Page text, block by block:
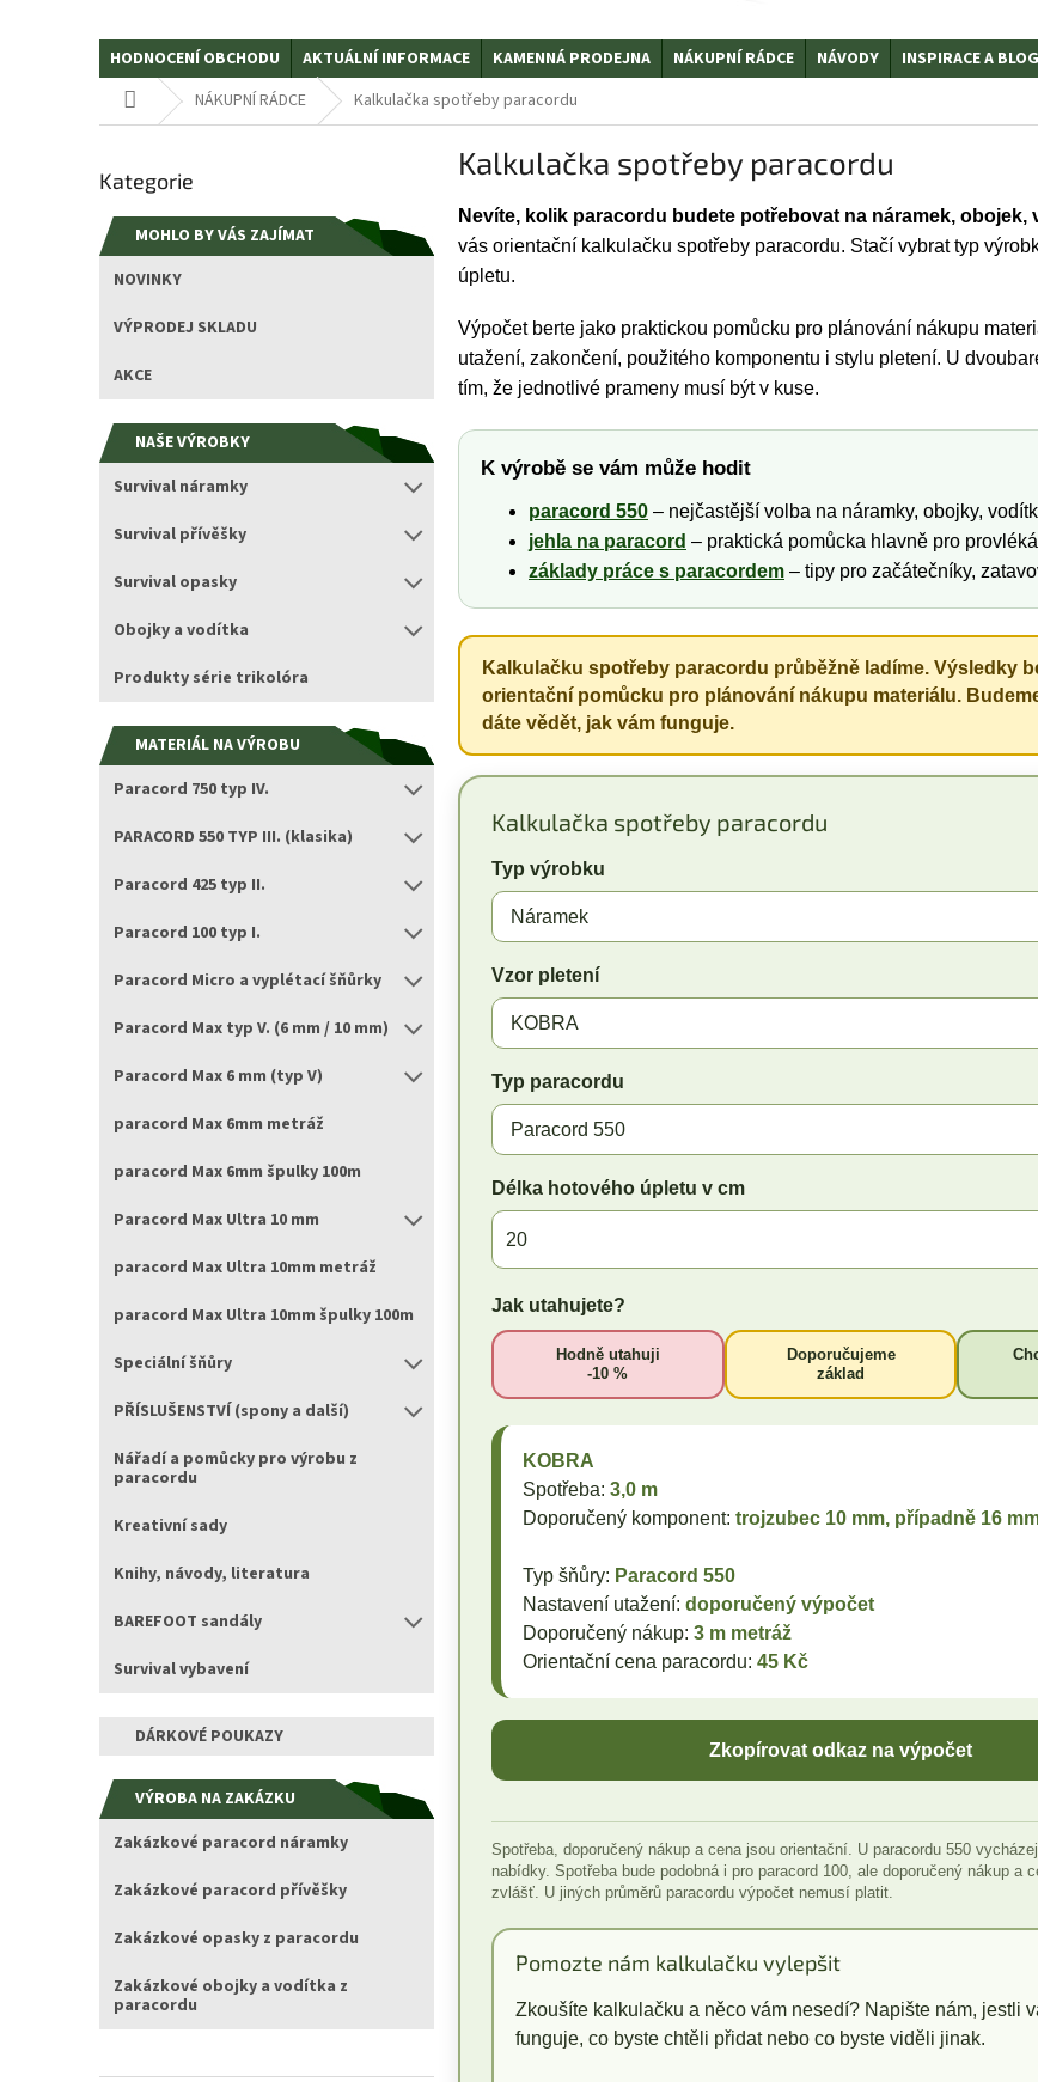
HODNOCENÍ OBCHODU AKTUÁLNÍ INFORMACE KAMENNÁ PRODEJNA NÁKUPNÍ RÁDCE NÁVODY INSPIRACE A BLOG
Domů NÁKUPNÍ RÁDCE Kalkulačka spotřeby paracordu
s
r
n
e
kategorie
Kategorie
MOHLO BY VÁS ZAJÍMAT
NOVINKY
VÝPRODEJ SKLADU
AKCE
NAŠE VÝROBKY
Survival náramky
Survival přívěšky
Survival opasky
Obojky a vodítka
Produkty série trikolóra
MATERIÁL NA VÝROBU
Paracord 750 typ IV.
PARACORD 550 TYP III. (klasika)
Paracord 425 typ II.
Paracord 100 typ I.
Paracord Micro a vyplétací šňůrky
Paracord Max typ V. (6 mm / 10 mm)
Paracord Max 6 mm (typ V)
paracord Max 6mm metráž
paracord Max 6mm špulky 100m
Paracord Max Ultra 10 mm
paracord Max Ultra 10mm metráž
paracord Max Ultra 10mm špulky 100m
Speciální šňůry
PŘÍSLUŠENSTVÍ (spony a další)
Nářadí a pomůcky pro výrobu z
paracordu
Kreativní sady
Knihy, návody, literatura
BAREFOOT sandály
Survival vybavení
DÁRKOVÉ POUKAZY
VÝROBA NA ZAKÁZKU
Zakázkové paracord náramky
Zakázkové paracord přívěšky
Zakázkové opasky z paracordu
Zakázkové obojky a vodítka z
paracordu
Kalkulačka spotřeby paracordu
Nevíte, kolik paracordu budete potřebovat na náramek,
vás orientační kalkulačku spotřeby paracordu. Stačí vybrat typ
úpletu.
Výpočet berte jako praktickou pomůcku pro plánování nákupu
utažení, zakončení, použitého komponentu i stylu pletení. U
tím, že jednotlivé prameny musí být v kuse.
K výrobě se vám může hodit
paracord 550 – nejčastější volba na náramky, obojky,
jehla na paracord – praktická pomůcka hlavně pro
základy práce s paracordem – tipy pro začátečníky,
Kalkulačku spotřeby paracordu průběžně ladíme. Výsledky
orientační pomůcku pro plánování nákupu materiálu.
dáte vědět, jak vám funguje.
Kalkulačka spotřeby paracordu
Typ výrobku
Vzor pletení
Typ paracordu
Délka hotového úpletu v cm
Jak utahujete?
Hodně utahuji
-10 %
Doporučujeme
základ
KOBRA
Spotřeba: 3,0 m
Doporučený komponent: trojzubec 10 mm, případně 16
Typ šňůry: Paracord 550
Nastavení utažení: doporučený výpočet
Doporučený nákup: 3 m metráž
Orientační cena paracordu: 45 Kč
Zkopírovat odkaz na výpočet
Spotřeba, doporučený nákup a cena jsou orientační. U paracordu 550
nabídky. Spotřeba bude podobná i pro paracord 100, ale doporučený nákup a
zvlášť. U jiných průměrů paracordu výpočet nemusí platit.
Pomozte nám kalkulačku vylepšit
Zkoušíte kalkulačku a něco vám nesedí? Napište nám, jestli
funguje, co byste chtěli přidat nebo co byste viděli jinak.